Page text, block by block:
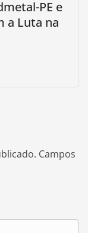
PE e
a Luta na
Campos